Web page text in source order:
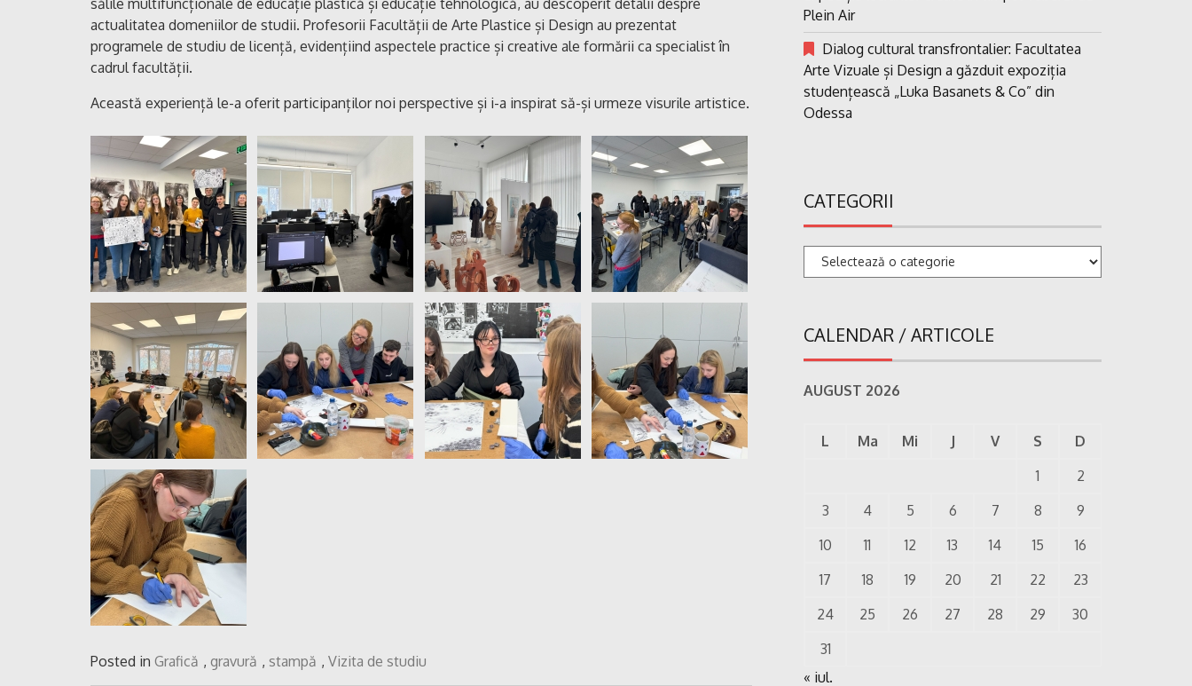
actualitatea domeniilor de studii. Profesorii Facultății de Arte Plastice și Design au prezentat
programele de studiu de licență, evidențiind aspectele practice și creative ale formării ca specialist în
cadrul facultății.
Această experiență le-a oferit participanților noi perspective și i-a inspirat să-și urmeze visurile artistice.
Posted in Grafică , gravură , stampă , Vizita de studiu
Plein Air
Dialog cultural transfrontalier: Facultatea
Arte Vizuale și Design a găzduit expoziția
studențească „Luka Basanets & Co” din
Odessa
CATEGORII
Categorii
CALENDAR / ARTICOLE
AUGUST 2026
L Ma Mi J V S
D
1
2
3
4 5 6 7 8
9
10
11 12 13 14 15
16
17
18 19 20 21 22
23
24
25 26 27 28 29
30
31
« iul.